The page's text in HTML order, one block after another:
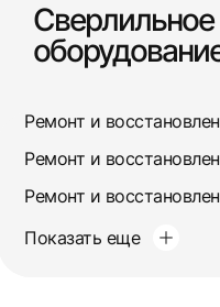
Сверлильное
Ремонт и
Ремонт и
Показать еще